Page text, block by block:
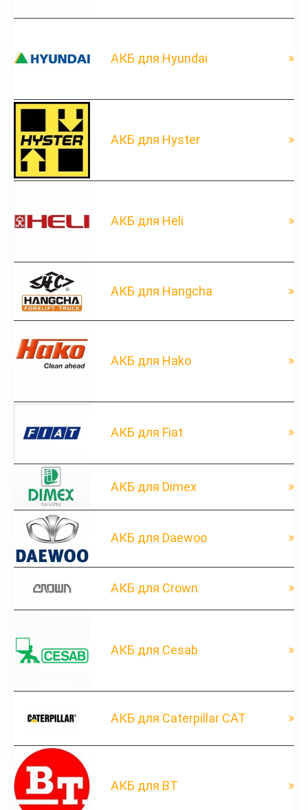
АКБ для Hyundai
АКБ для Hyster
АКБ для Heli
АКБ для Hangcha
АКБ для Hako
АКБ для Fiat
АКБ для Dimex
АКБ для Daewoo
АКБ для Crown
АКБ для Cesab
АКБ для Caterpillar CAT
АКБ для BT